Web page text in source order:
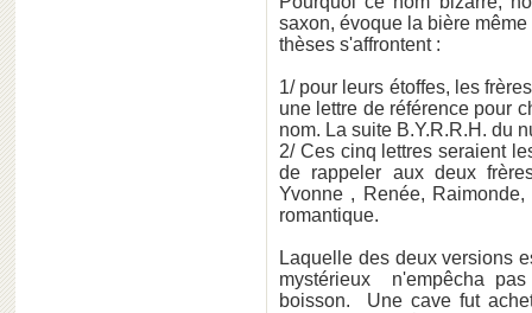
saxon, évoque la bière
thèses s'affrontent :
1/ pour leurs étoffes, les
une lettre de référence pour
nom. La suite B.Y.R.R.H. du
2/ Ces cinq lettres seraient
de rappeler aux deux
Yvonne , Renée,
romantique.
Laquelle des deux versions
mystérieux n'empêcha
boisson. Une cave fut